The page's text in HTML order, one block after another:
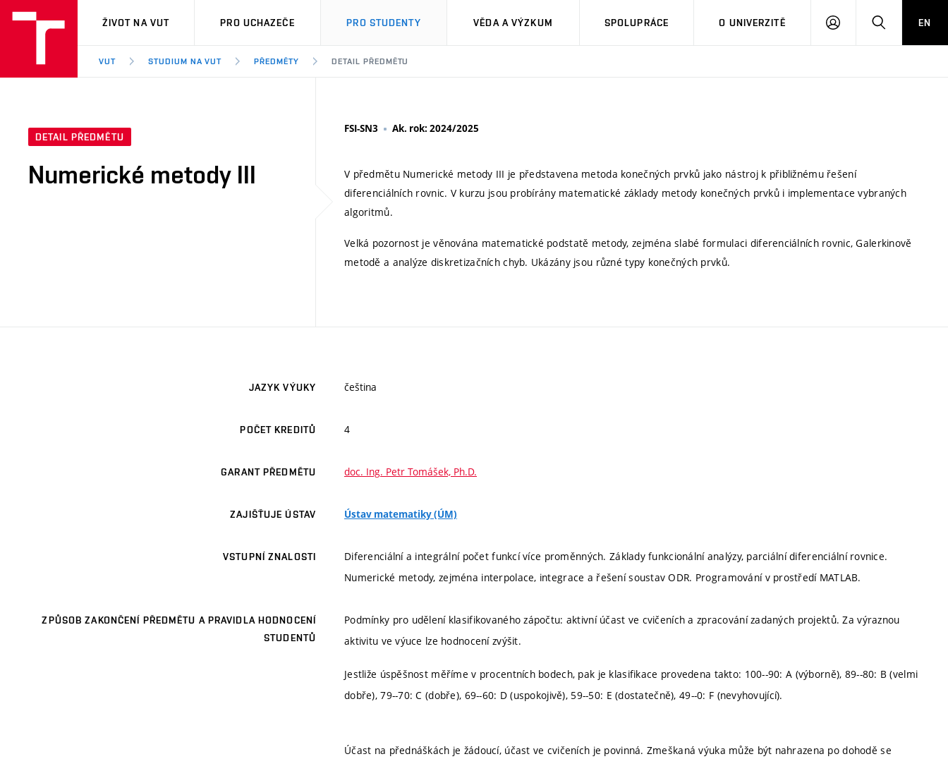
VUT
ŽIVOT NA VUT PRO UCHAZEČE PRO STUDENTY VĚDA A VÝZKUM SPOLUPRÁCE O UNIVERZITĚ
PŘIHLÁSIT HLEDATEN
VUT STUDIUM NA VUT PŘEDMĚTY DETAIL PŘEDMĚTU
DETAIL PŘEDMĚTU
Numerické metody III
FSI-SN3 Ak. rok: 2024/2025
V předmětu Numerické metody III je představena metoda konečných prvků jako nástroj k přibližnému řešení
diferenciálních rovnic. V kurzu jsou probírány matematické základy metody konečných prvků i implementace vybraných
algoritmů.
Velká pozornost je věnována matematické podstatě metody, zejména slabé formulaci diferenciálních rovnic, Galerkinově
metodě a analýze diskretizačních chyb. Ukázány jsou různé typy konečných prvků.
JAZYK VÝUKY čeština
POČET KREDITŮ 4
GARANT PŘEDMĚTU doc. Ing. Petr Tomášek, Ph.D.
ZAJIŠŤUJE ÚSTAV Ústav matematiky (ÚM)
VSTUPNÍ ZNALOSTI
Diferenciální a integrální počet funkcí více proměnných. Základy funkcionální analýzy, parciální diferenciální rovnice.
Numerické metody, zejména interpolace, integrace a řešení soustav ODR. Programování v prostředí MATLAB.
ZPŮSOB ZAKONČENÍ PŘEDMĚTU A PRAVIDLA HODNOCENÍ
STUDENTŮ
Podmínky pro udělení klasifikovaného zápočtu: aktivní účast ve cvičeních a zpracování zadaných projektů. Za výraznou
aktivitu ve výuce lze hodnocení zvýšit.
Jestliže úspěšnost měříme v procentních bodech, pak je klasifikace provedena takto: 100--90: A (výborně), 89--80: B (velmi
dobře), 79--70: C (dobře), 69--60: D (uspokojivě), 59--50: E (dostatečně), 49--0: F (nevyhovující).
Účast na přednáškách je žádoucí, účast ve cvičeních je povinná. Zmeškaná výuka může být nahrazena po dohodě se